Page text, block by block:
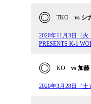
TKO vs シ
2020年11月3日（
PRESENTS K-1
KO vs 加藤
2020年3月28日（土